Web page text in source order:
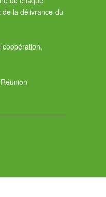
la délivrance du